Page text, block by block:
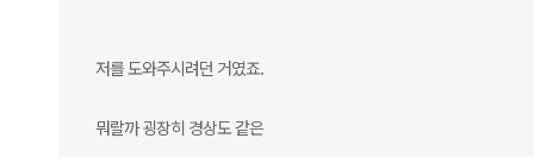
저를 도와주시려던 거였죠.
뭐랄까 굉장히 경상도 같은